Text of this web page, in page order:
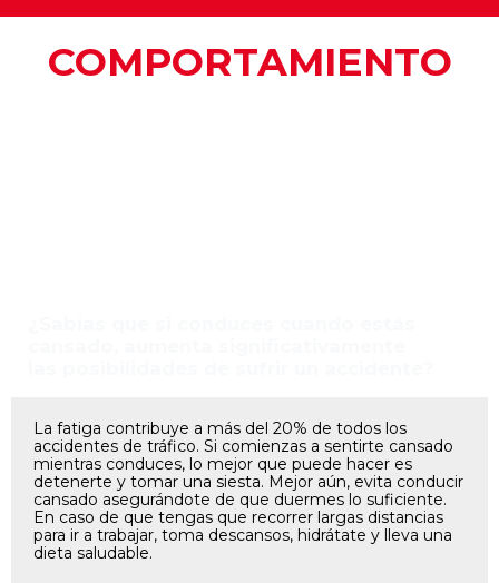
COMPORTAMIENTO
La fatiga contribuye a más del 20% de todos los
accidentes de tráfico. Si comienzas a sentirte cansado
mientras conduces, lo mejor que puede hacer es
detenerte y tomar una siesta. Mejor aún, evita conducir
cansado asegurándote de que duermes lo suficiente.
En caso de que tengas que recorrer largas distancias
para ir a trabajar, toma descansos, hidrátate y lleva una
dieta saludable.